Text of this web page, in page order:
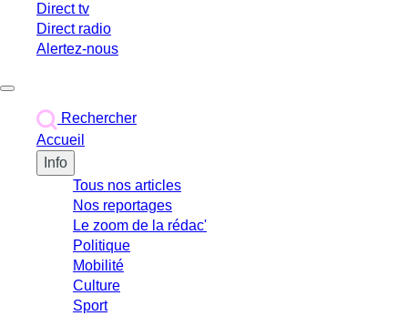
Direct tv
Direct radio
Alertez-nous
Rechercher
Accueil
Info
Tous nos articles
Nos reportages
Le zoom de la rédac'
Politique
Mobilité
Culture
Sport